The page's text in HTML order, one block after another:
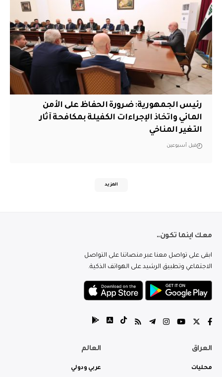
رئيس الجمهورية: ضرورة الحفاظ على الأمن
المائي واتخاذ الإجراءات الكفيلة بمكافحة آثار
التغير المناخي
قبل أسبوعين
المزيد
معك اينما تكون..
ابقى على تواصل معنا عبر منصاتنا على التواصل
الاجتماعي وتطبيق الرشيد على الهواتف الذكية.
العراق
محليات
العالم
عربي ودولي